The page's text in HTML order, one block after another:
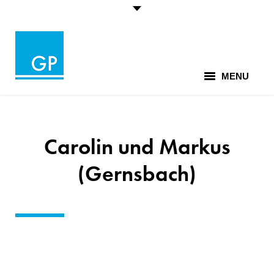
MENU
Euer Fotograf
Leistungen
Carolin und Markus
(Gernsbach)